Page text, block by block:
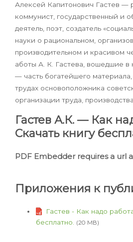
Алексей Капитонович Гастев —
коммунист, государственный и
деятель, поэт, создатель
науки о рациональном,
производительном и красивом
аботы А. К. Гастева, вошедшие в
— часть богатейшего
трудах основоположника
организации труда,
Гастев А.К. — Как
Скачать книгу
PDF Embedder requires a url
Приложения к
Гастев - Как надо
бесплатно. (20 MB)